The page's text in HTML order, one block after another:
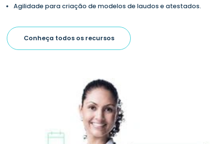
Agilidade para criação de modelos de laudos e atestados.
Conheça todos os recursos